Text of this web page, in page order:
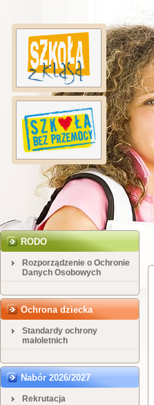
RODO
Rozporządzenie o Ochronie
Danych Osobowych
Ochrona dziecka
Standardy ochrony
małoletnich
Nabór 2026/2027
Rekrutacja